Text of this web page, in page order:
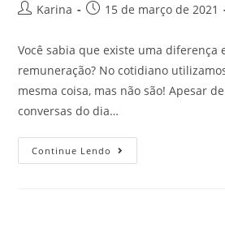
Karina 15 de março de 2021
Você sabia que existe uma diferença
remuneração? No cotidiano
mesma coisa, mas não são! Apesar
conversas do dia…
Continue Lendo